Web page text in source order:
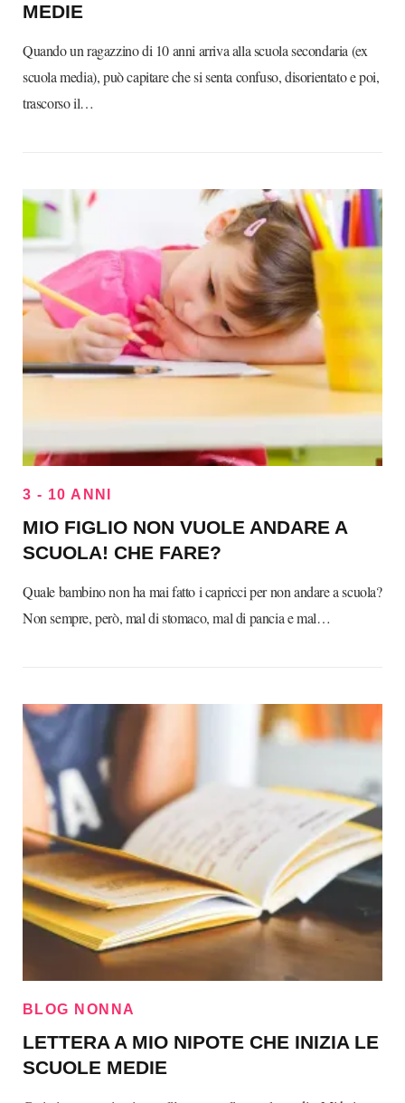
MEDIE
Quando un ragazzino di 10 anni arriva alla scuola secondaria (ex
scuola media), può capitare che si senta confuso, disorientato e poi,
trascorso il…
3 - 10 ANNI
MIO FIGLIO NON VUOLE ANDARE A
SCUOLA! CHE FARE?
Quale bambino non ha mai fatto i capricci per non andare a scuola?
Non sempre, però, mal di stomaco, mal di pancia e mal…
BLOG NONNA
LETTERA A MIO NIPOTE CHE INIZIA LE
SCUOLE MEDIE